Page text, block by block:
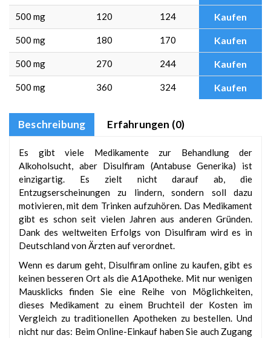
500 mg 120 124 Kaufen
500 mg 180 170 Kaufen
500 mg 270 244 Kaufen
500 mg 360 324 Kaufen
Beschreibung Erfahrungen (0)
Es gibt viele Medikamente zur Behandlung der
Alkoholsucht, aber Disulfiram (Antabuse Generika) ist
einzigartig. Es zielt nicht darauf ab, die
Entzugserscheinungen zu lindern, sondern soll dazu
motivieren, mit dem Trinken aufzuhören. Das Medikament
gibt es schon seit vielen Jahren aus anderen Gründen.
Dank des weltweiten Erfolgs von Disulfiram wird es in
Deutschland von Ärzten auf verordnet.
Wenn es darum geht, Disulfiram online zu kaufen, gibt es
keinen besseren Ort als die A1Apotheke. Mit nur wenigen
Mausklicks finden Sie eine Reihe von Möglichkeiten,
dieses Medikament zu einem Bruchteil der Kosten im
Vergleich zu traditionellen Apotheken zu bestellen. Und
nicht nur das: Beim Online-Einkauf haben Sie auch Zugang